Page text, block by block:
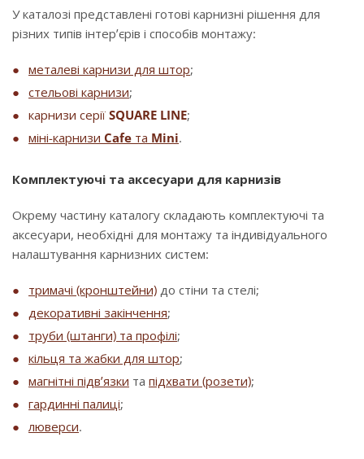
У каталозі представлені готові карнизні рішення для
різних типів інтер’єрів і способів монтажу:
металеві карнизи для штор;
стельові карнизи;
карнизи серії SQUARE LINE;
міні-карнизи Cafe та Mini.
Комплектуючі та аксесуари для карнизів
Окрему частину каталогу складають комплектуючі та
аксесуари, необхідні для монтажу та індивідуального
налаштування карнизних систем:
тримачі (кронштейни) до стіни та стелі;
декоративні закінчення;
труби (штанги) та профілі;
кільця та жабки для штор;
магнітні підв’язки та підхвати (розети);
гардинні палиці;
люверси.